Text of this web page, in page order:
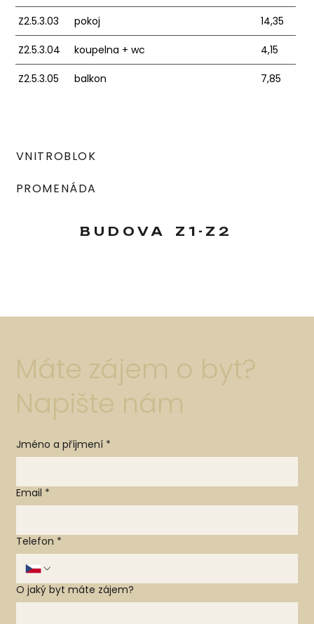
Z2.5.3.03 pokoj 14,35
Z2.5.3.04 koupelna + wc 4,15
Z2.5.3.05 balkon 7,85
VNITROBLOK
PROMENÁDA
BUDOVA Z1-Z2
Máte zájem o byt?
Napište nám
Jméno a příjmení *
Email *
Telefon *
O jaký byt máte zájem?